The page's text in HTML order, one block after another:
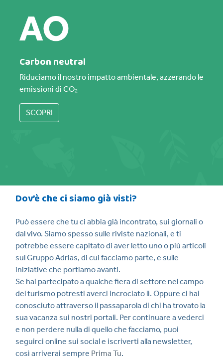
Carbon neutral
Riduciamo il nostro impatto ambientale, azzerando le
emissioni di CO₂
SCOPRI
Dov’è che ci siamo già visti?
Può essere che tu ci abbia già incontrato, sui giornali o
dal vivo. Siamo spesso sulle riviste nazionali, e ti
potrebbe essere capitato di aver letto uno o più articoli
sul Gruppo Adrias, di cui facciamo parte, e sulle
iniziative che portiamo avanti.
Se hai partecipato a qualche fiera di settore nel campo
del turismo potresti averci incrociato lì. Oppure ci hai
conosciuto attraverso il passaparola di chi ha trovato la
sua vacanza sui nostri portali. Per continuare a vederci
e non perdere nulla di quello che facciamo, puoi
seguirci online sui social e iscriverti alla newsletter,
così arriverai sempre Prima Tu.